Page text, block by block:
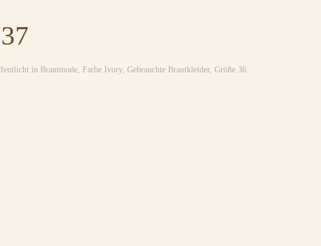
in Brautmode Farbe Ivory, Gebrauchte Brautkleider, Größe 36